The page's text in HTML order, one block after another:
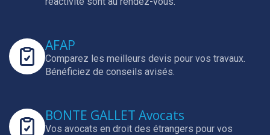
AFAP
Comparez les meilleurs devis pour vos travaux.
Bénéficiez de conseils avisés.
BONTE GALLET Avocats
Vos avocats en droit des étrangers pour vos